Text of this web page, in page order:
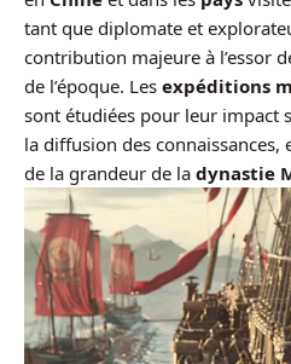
tant que diplomate et
contribution majeure à l’essor
de l’époque. Les expéditions
sont étudiées pour leur impact
la diffusion des
de la grandeur de la dynastie